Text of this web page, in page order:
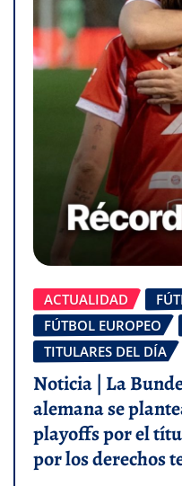
ACTUALIDAD
FÚTBOL EUROPEO
TITULARES DEL DÍA
Noticia | La
alemana se
playoffs por el
por los derechos